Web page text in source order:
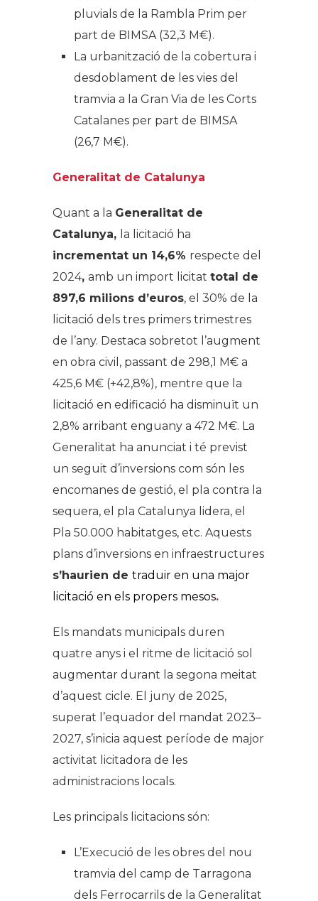
pluvials de la Rambla Prim per
part de BIMSA (32,3 M€).
La urbanització de la cobertura i
desdoblament de les vies del
tramvia a la Gran Via de les Corts
Catalanes per part de BIMSA
(26,7 M€).
Generalitat de Catalunya
Quant a la Generalitat de
Catalunya, la licitació ha
incrementat un 14,6% respecte del
2024, amb un import licitat total de
897,6 milions d’euros, el 30% de la
licitació dels tres primers trimestres
de l’any. Destaca sobretot l’augment
en obra civil, passant de 298,1 M€ a
425,6 M€ (+42,8%), mentre que la
licitació en edificació ha disminuït un
2,8% arribant enguany a 472 M€. La
Generalitat ha anunciat i té previst
un seguit d’inversions com són les
encomanes de gestió, el pla contra la
sequera, el pla Catalunya lidera, el
Pla 50.000 habitatges, etc. Aquests
plans d’inversions en infraestructures
s’haurien de traduir en una major
licitació en els propers mesos.
Els mandats municipals duren
quatre anys i el ritme de licitació sol
augmentar durant la segona meitat
d’aquest cicle. El juny de 2025,
superat l’equador del mandat 2023–
2027, s’inicia aquest període de major
activitat licitadora de les
administracions locals.
Les principals licitacions són:
L’Execució de les obres del nou
tramvia del camp de Tarragona
dels Ferrocarrils de la Generalitat